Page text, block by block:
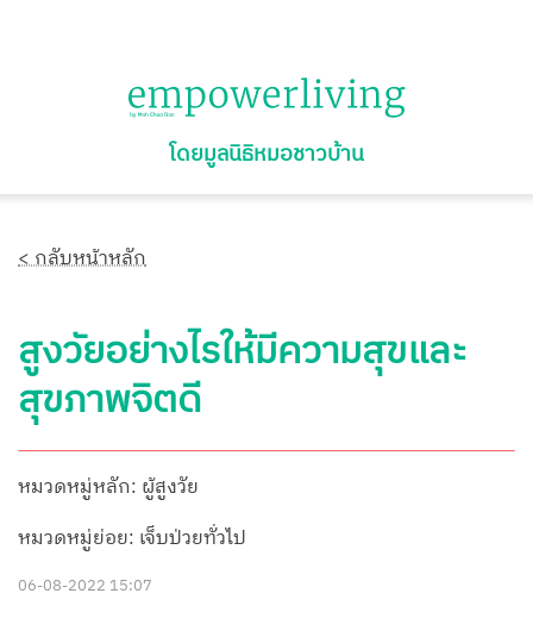
โดยมูลนิธิหมอชาวบ้าน
< กลับหน้าหลัก
สูงวัยอย่างไรให้มีความสุขและ
สุขภาพจิตดี
หมวดหมู่หลัก: ผู้สูงวัย
หมวดหมู่ย่อย: เจ็บป่วยทั่วไป
06-08-2022 15:07